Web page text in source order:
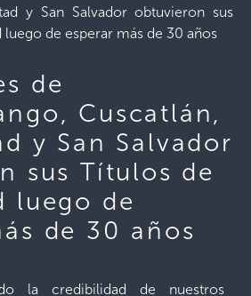
y San Salvador obtuvieron sus
de esperar más de 30 años
de
Cuscatlán,
y San Salvador
sus Títulos de
luego de
de 30 años
la credibilidad de nuestros